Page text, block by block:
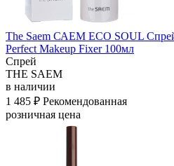
The Saem САЕМ ECO SOUL
Perfect Makeup Fixer 100мл
Спрей
THE SAEM
в наличии
1 485 ₽ Рекомендованная
розничная цена